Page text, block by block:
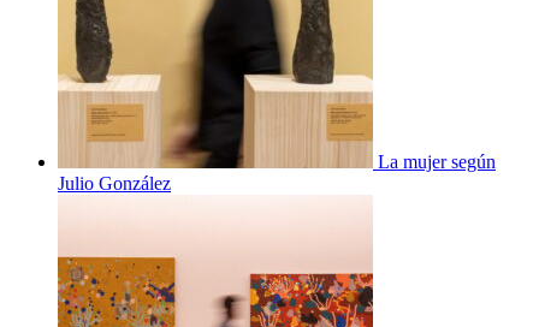
La mujer según
Julio González